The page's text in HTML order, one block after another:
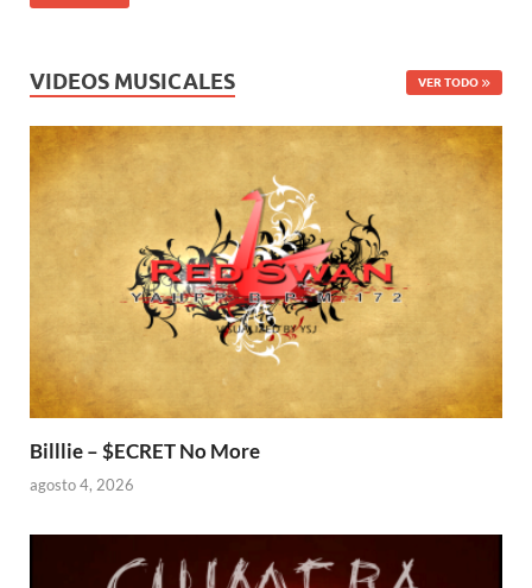
VIDEOS MUSICALES VER TODO
Billlie – $ECRET No More
agosto 4, 2026